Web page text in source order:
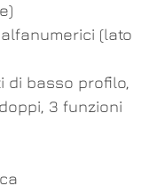
(lato
di basso profilo,
3 funzioni